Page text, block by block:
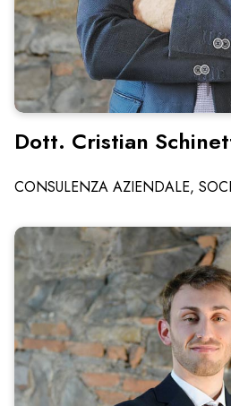
Dott. Cristian
CONSULENZA AZIENDALE,